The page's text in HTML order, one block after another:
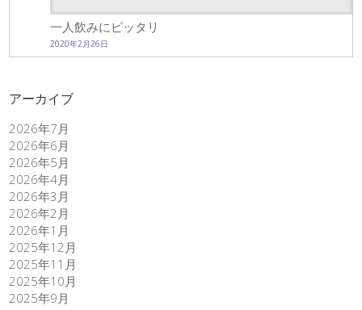
一人飲みにピッタリ
2020年2月26日
アーカイブ
2026年7月
2026年6月
2026年5月
2026年4月
2026年3月
2026年2月
2026年1月
2025年12月
2025年11月
2025年10月
2025年9月